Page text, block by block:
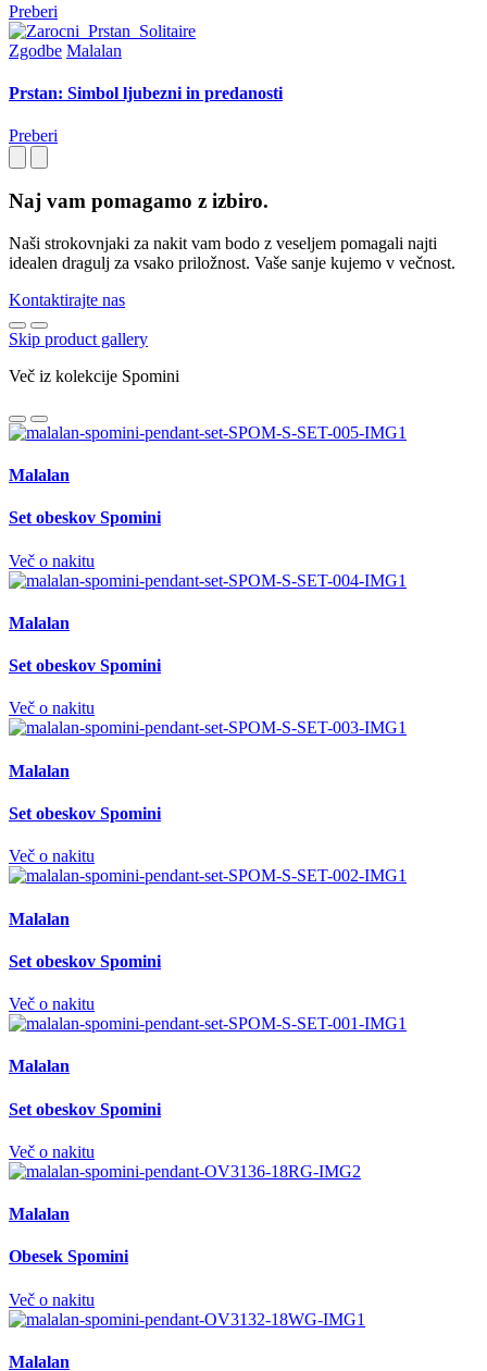
Preberi
Zgodbe Malalan
Prstan: Simbol ljubezni in predanosti
Preberi
Naj vam pomagamo z izbiro.
Naši strokovnjaki za nakit vam bodo z veseljem pomagali najti
idealen dragulj za vsako priložnost. Vaše sanje kujemo v večnost.
Kontaktirajte nas
Skip product gallery
Več iz kolekcije Spomini
Malalan
Set obeskov Spomini
Več o nakitu
Malalan
Set obeskov Spomini
Več o nakitu
Malalan
Set obeskov Spomini
Več o nakitu
Malalan
Set obeskov Spomini
Več o nakitu
Malalan
Set obeskov Spomini
Več o nakitu
Malalan
Obesek Spomini
Več o nakitu
Malalan